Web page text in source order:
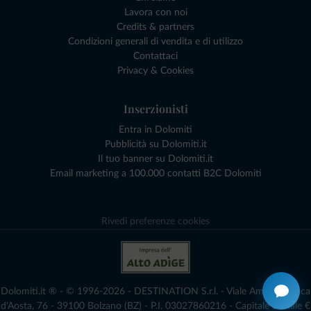
Lavora con noi
Credits & partners
Condizioni generali di vendita e di utilizzo
Contattaci
Privacy & Cookies
Inserzionisti
Entra in Dolomiti
Pubblicità su Dolomiti.it
Il tuo banner su Dolomiti.it
Email marketing a 100.000 contatti B2C Dolomiti
Rivedi preferenze cookies
Dolomiti.it ® - © 1996-2026 - DESTINATION S.r.l. - Viale Amedeo Duca
d'Aosta, 76 - 39100 Bolzano (BZ) - P.I. 03027860216 - Capitale Sociale €